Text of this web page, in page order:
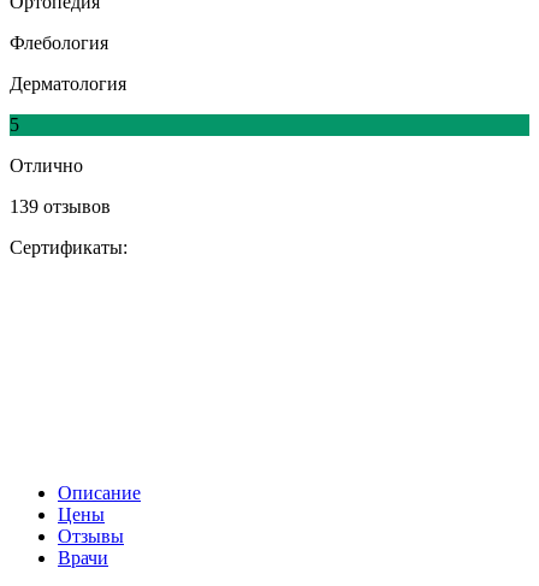
Флебология
Дерматология
5
Отлично
139 отзывов
Сертификаты:
Описание
Цены
Отзывы
Врачи